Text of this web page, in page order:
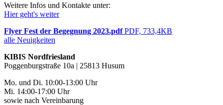
Weitere Infos und Kontakte unter:
Hier geht's weiter
Flyer Fest der Begegnung 2023.pdf PDF, 733,4KB
alle Neuigkeiten
KIBIS Nordfriesland
Poggenburgstraße 10a | 25813 Husum
Mo. und Di. 10:00-13:00 Uhr
Mi. 14:00-17:00 Uhr
sowie nach Vereinbarung